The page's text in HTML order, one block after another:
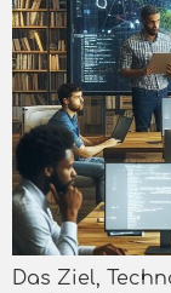
Das Ziel,